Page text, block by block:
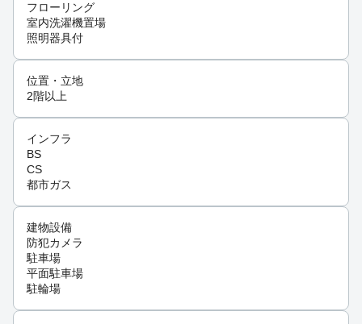
フローリング
室内洗濯機置場
照明器具付
位置・立地
2階以上
インフラ
BS
CS
都市ガス
建物設備
防犯カメラ
駐車場
平面駐車場
駐輪場